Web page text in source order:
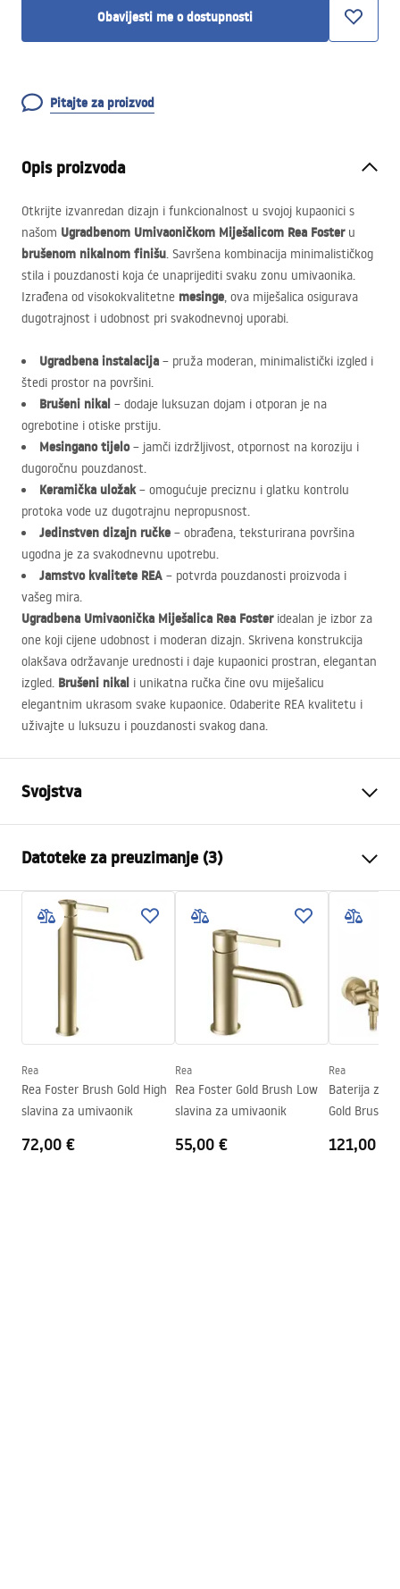
Obavijesti me o dostupnosti
Pitajte za proizvod
Opis proizvoda
Otkrijte izvanredan dizajn i funkcionalnost u svojoj kupaonici s
našom Ugradbenom Umivaoničkom Miješalicom Rea Fosteru
brušenom nikalnom finišu. Savršena kombinacija minimalističkog
stila i pouzdanosti koja će unaprijediti svaku zonu umivaonika.
Izrađena od visokokvalitetne mesinge, ova miješalica osigurava
dugotrajnost i udobnost pri svakodnevnoj uporabi.
Ugradbena instalacija – pruža moderan, minimalistički izgled i
štedi prostor na površini.
Brušeni nikal – dodaje luksuzan dojam i otporan je na
ogrebotine i otiske prstiju.
Mesingano tijelo– jamči izdržljivost, otpornost na koroziju i
dugoročnu pouzdanost.
Keramička uložak– omogućuje preciznu i glatku kontrolu
protoka vode uz dugotrajnu nepropusnost.
Jedinstven dizajn ručke – obrađena, teksturirana površina
ugodna je za svakodnevnu upotrebu.
Jamstvo kvalitete REA – potvrda pouzdanosti proizvoda i
vašeg mira.
Ugradbena Umivaonička Miješalica Rea Fosteridealan je izbor za
one koji cijene udobnost i moderan dizajn. Skrivena konstrukcija
olakšava održavanje urednosti i daje kupaonici prostran, elegantan
izgled. Brušeni nikal i unikatna ručka čine ovu miješalicu
elegantnim ukrasom svake kupaonice. Odaberite REA kvalitetu i
uživajte u luksuzu i pouzdanosti svakog dana.
Svojstva
Način montaže
Zidna, Ugradbena
Boja
Četkani čelik
Vrsta izljevne cijevi
Fiksna
Mjed
mm
Tehnologija premazivanja
PVD
Promjer priključka
Datoteke za preuzimanje (3)
Montažne upute
Faucet.pdf
manual
Warranty_Terms_and_Conditions_Faucets_-_5.pdf
Rea
Rea Foster Brush Gold High
slavina za umivaonik
72,00 €
Rea
Rea Foster Gold Brush Low
slavina za umivaonik
55,00 €
Rea
Baterija za
Gold Brush
121,00 €